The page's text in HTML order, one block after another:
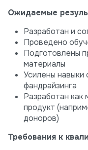
Ожидаемые
Разработан и
Проведено
Подготовлены
материалы
Усилены навыки
фандрайзинга
Разработан как
продукт
доноров)
Требования к